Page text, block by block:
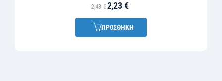
2,43 € 2,23 €
ΠΡΟΣΘΗΚΗ